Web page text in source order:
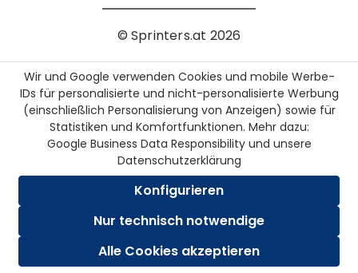
© Sprinters.at 2026
Wir und Google verwenden Cookies und mobile Werbe-
IDs für personalisierte und nicht-personalisierte Werbung
(einschließlich Personalisierung von Anzeigen) sowie für
Statistiken und Komfortfunktionen. Mehr dazu:
Google Business Data Responsibilityund unsere
Datenschutzerklärung
Nur technisch notwendige
Konfigurieren
Alle Cookies akzeptieren